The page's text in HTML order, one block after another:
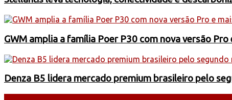
GWM amplia a família Poer P30 com nova versão
Denza B5 lidera mercado premium brasileiro pelo